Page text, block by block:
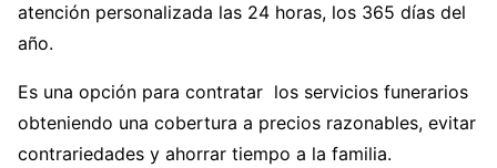
atención personalizada las 24 horas, los 365 días del
año.
Es una opción para contratar los servicios funerarios
obteniendo una cobertura a precios razonables, evitar
contrariedades y ahorrar tiempo a la familia.